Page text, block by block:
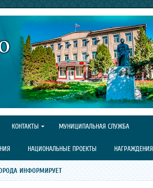
КОНТАКТЫ МУНИЦИПАЛЬНАЯ СЛУЖБА
НАЦИОНАЛЬНЫЕ ПРОЕКТЫ НАГРАЖДЕНИЯ
ИНФОРМИРУЕТ